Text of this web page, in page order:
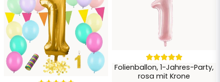
Folienballon, 1-Jahres-Party,
rosa mit Krone